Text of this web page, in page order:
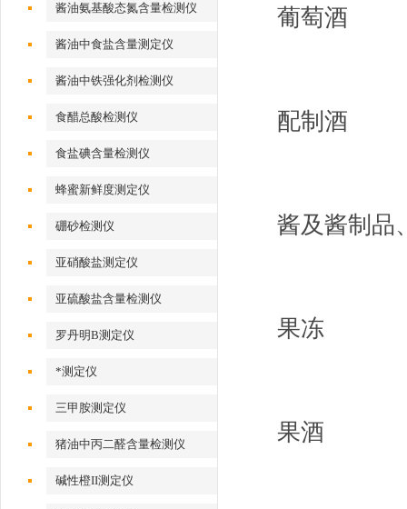
酱油氨基酸态氮含量检测仪
酱油中食盐含量测定仪
酱油中铁强化剂检测仪
食醋总酸检测仪
食盐碘含量检测仪
蜂蜜新鲜度测定仪
硼砂检测仪
亚硝酸盐测定仪
亚硫酸盐含量检测仪
罗丹明B测定仪
*测定仪
三甲胺测定仪
猪油中丙二醛含量检测仪
碱性橙II测定仪
葡萄酒
配制酒
酱及酱制品
果冻
果酒